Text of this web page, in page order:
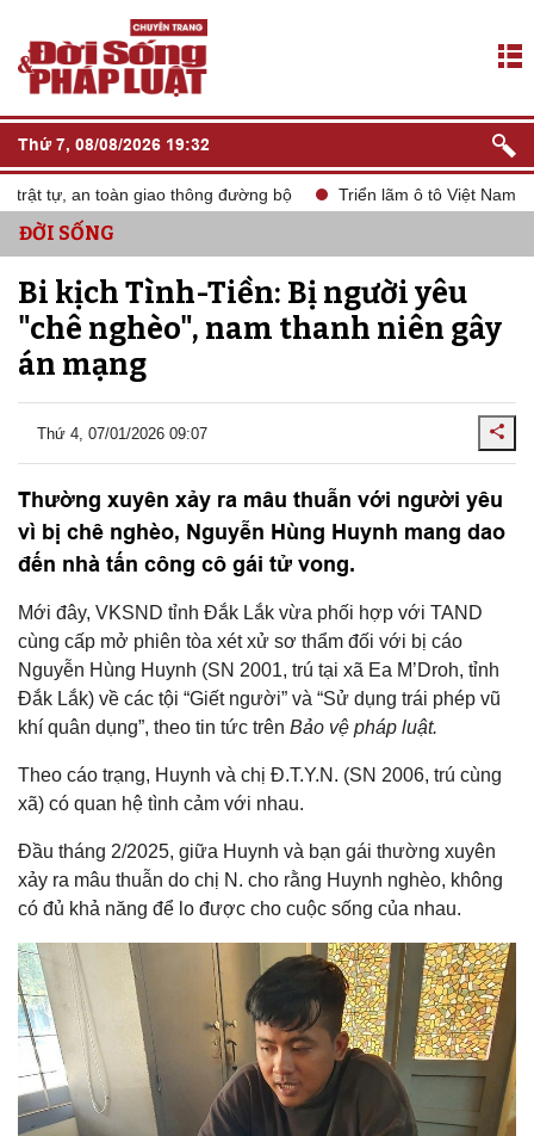
Thứ 7, 08/08/2026 19:32
tự, an toàn giao thông đường bộ Triển lãm ô tô Việt Nam
ĐỜI SỐNG
Bi kịch Tình-Tiền: Bị người yêu
"chê nghèo", nam thanh niên gây
án mạng
Thứ 4, 07/01/2026 09:07
Thường xuyên xảy ra mâu thuẫn với người yêu
vì bị chê nghèo, Nguyễn Hùng Huynh mang dao
đến nhà tấn công cô gái tử vong.
Mới đây, VKSND tỉnh Đắk Lắk vừa phối hợp với TAND
cùng cấp mở phiên tòa xét xử sơ thẩm đối với bị cáo
Nguyễn Hùng Huynh (SN 2001, trú tại xã Ea M’Droh, tỉnh
Đắk Lắk) về các tội “Giết người” và “Sử dụng trái phép vũ
khí quân dụng”, theo tin tức trên Bảo vệ pháp luật.
Theo cáo trạng, Huynh và chị Đ.T.Y.N. (SN 2006, trú cùng
xã) có quan hệ tình cảm với nhau.
Đầu tháng 2/2025, giữa Huynh và bạn gái thường xuyên
xảy ra mâu thuẫn do chị N. cho rằng Huynh nghèo, không
có đủ khả năng để lo được cho cuộc sống của nhau.